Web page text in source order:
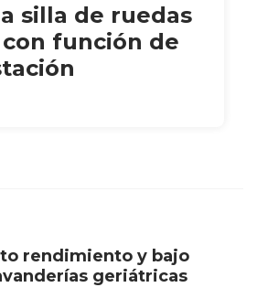
silla de ruedas
función de
rendimiento y bajo
geriátricas